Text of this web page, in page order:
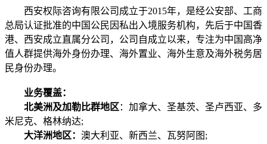
西安权际咨询有限公司成立于2015年，是经公安部、工商
总局认证批准的中国公民因私出入境服务机构，先后于中国香
港、西安成立直属分公司，公司自成立以来，专注为中国高净
值人群提供海外身份办理、海外置业、海外生意及海外税务居
民身份办理。
业务覆盖：
北美洲及加勒比群地区 ：加拿大、圣基茨、圣卢西亚、多
米尼克、格林纳达;
大洋洲地区： 澳大利亚、新西兰、瓦努阿图;